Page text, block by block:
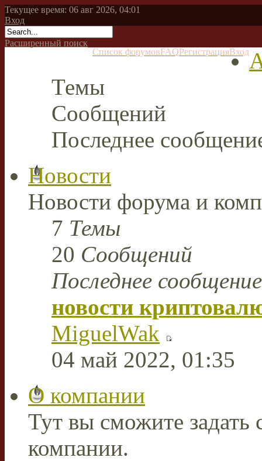
Текущее время: 06 авг 2026, 04:01
Вход
Расширенный поиск
Список форумовFAQРегистрацияВход
Темы
Сообщений
Последнее
Новости
Новости форума и
7 Темы
20 Сообщений
Последнее сообщение
новости
MiguelWak
04 май 2022, 01:35
О компании
Тут вы сможите
компании.